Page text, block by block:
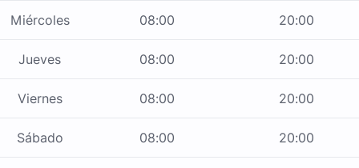
Miércoles 08:00 20:00
Jueves 08:00 20:00
Viernes 08:00 20:00
Sábado 08:00 20:00